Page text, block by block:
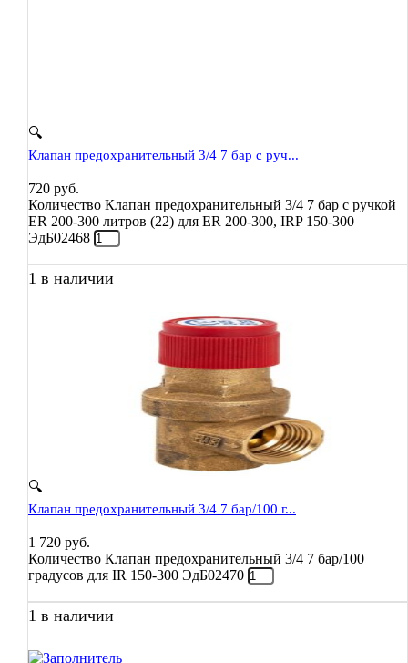
🔍
Клапан предохранительный 3/4 7 бар с руч...
720 руб.
Количество Клапан предохранительный 3/4 7 бар с ручкой
ER 200-300 литров (22) для ER 200-300, IRP 150-300
ЭдБ02468
1 в наличии
🔍
Клапан предохранительный 3/4 7 бар/100 г...
1 720 руб.
Количество Клапан предохранительный 3/4 7 бар/100
градусов для IR 150-300 ЭдБ02470
1 в наличии